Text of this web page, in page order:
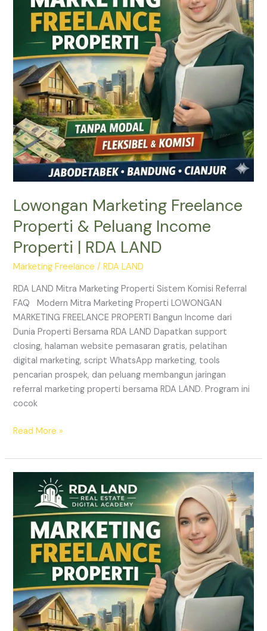
Lowongan Marketing Freelance
Properti & Peluang Income
Properti | RDA LAND
Marketing Freelance /RDA LAND
RDA LAND Mitra Marketing Properti Sistem Komisi Referral
FAQ Modern Mitra Marketing Properti LOWONGAN
MARKETING FREELANCE PROPERTI Bangun Income dari
Dunia Properti Bersama RDA LAND Dapatkan support
closing, halaman website pemasaran gratis, pelatihan
digital marketing, script WhatsApp marketing, tools
pencarian prospek, dan peluang membangun jaringan
referral marketing properti bersama RDA LAND. Program ini
cocok
Peluang
Income
Properti
|
RDA
LAND
Read More »
REKRUTMEN
MARKETING
FREELANCE
Properti
Tanpa
Modal
LAND